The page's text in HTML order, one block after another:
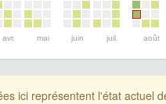
avr. mai juin juil. août
ici représentent l'état actuel